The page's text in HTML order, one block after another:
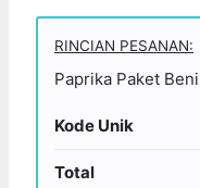
RINCIAN PESANAN:
Paprika Paket
Kode Unik
Total